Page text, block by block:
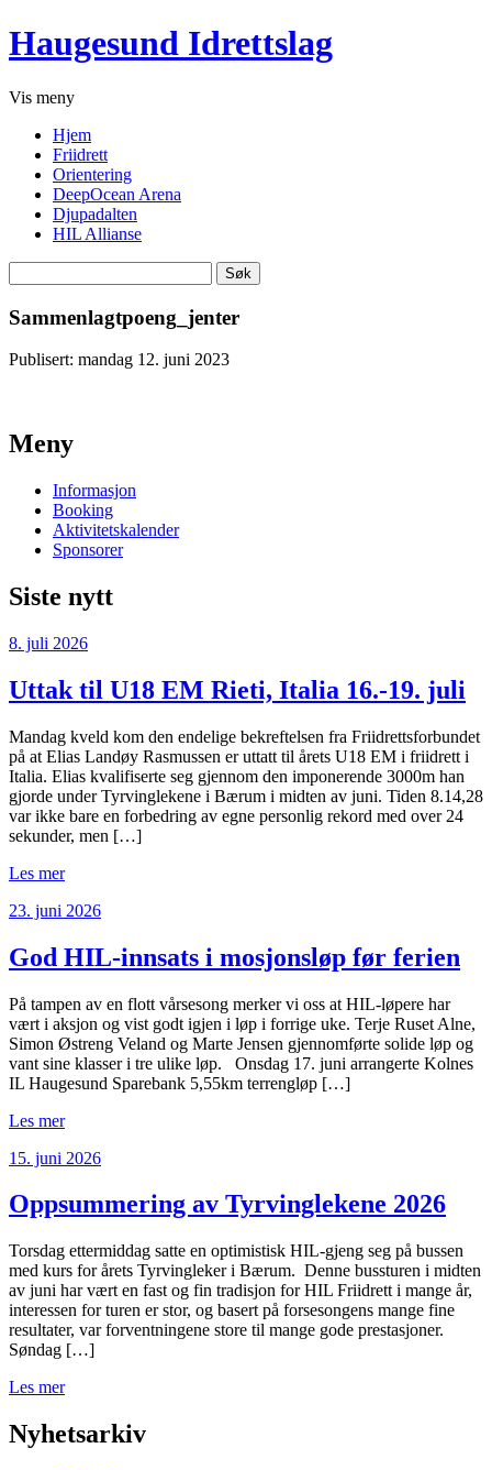
Haugesund Idrettslag
Vis meny
Hjem
Friidrett
Orientering
DeepOcean Arena
Djupadalten
HIL Allianse
etter:
Sammenlagtpoeng_jenter
Publisert: mandag 12. juni 2023
Meny
Informasjon
Booking
Aktivitetskalender
Sponsorer
Siste nytt
8. juli 2026
Uttak til U18 EM Rieti, Italia 16.-19. juli
Mandag kveld kom den endelige bekreftelsen fra Friidrettsforbundet
på at Elias Landøy Rasmussen er uttatt til årets U18 EM i friidrett i
Italia. Elias kvalifiserte seg gjennom den imponerende 3000m han
gjorde under Tyrvinglekene i Bærum i midten av juni. Tiden 8.14,28
var ikke bare en forbedring av egne personlig rekord med over 24
sekunder, men […]
Les mer
23. juni 2026
God HIL-innsats i mosjonsløp før ferien
På tampen av en flott vårsesong merker vi oss at HIL-løpere har
vært i aksjon og vist godt igjen i løp i forrige uke. Terje Ruset Alne,
Simon Østreng Veland og Marte Jensen gjennomførte solide løp og
vant sine klasser i tre ulike løp. Onsdag 17. juni arrangerte Kolnes
IL Haugesund Sparebank 5,55km terrengløp […]
Les mer
15. juni 2026
Oppsummering av Tyrvinglekene 2026
Torsdag ettermiddag satte en optimistisk HIL-gjeng seg på bussen
med kurs for årets Tyrvingleker i Bærum. Denne bussturen i midten
av juni har vært en fast og fin tradisjon for HIL Friidrett i mange år,
interessen for turen er stor, og basert på forsesongens mange fine
resultater, var forventningene store til mange gode prestasjoner.
Søndag […]
Les mer
Nyhetsarkiv